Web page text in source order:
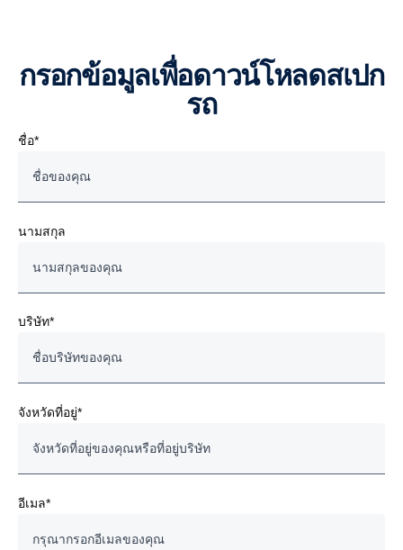
กรอกข้อมูลเพื่อดาวน์โหลดสเปก
รถ
ชื่อ*
นามสกุล
บริษัท*
จังหวัดที่อยู่*
อีเมล*